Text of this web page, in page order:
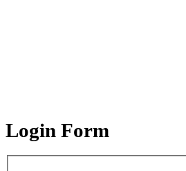
Login Form